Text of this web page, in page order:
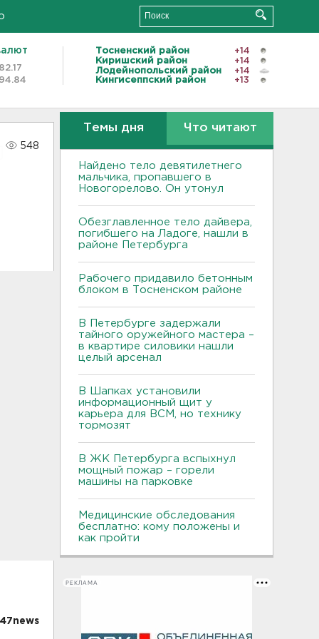
Тосненский район
+14
Киришский район
+14
Лодейнопольский район
+14
Кингисеппский район
+13
548
Темы дня Что читают
Найдено тело девятилетнего
мальчика, пропавшего в
Новогорелово. Он утонул
Обезглавленное тело дайвера,
погибшего на Ладоге, нашли в
районе Петербурга
Рабочего придавило бетонным
блоком в Тосненском районе
В Петербурге задержали
тайного оружейного мастера –
в квартире силовики нашли
целый арсенал
В Шапках установили
информационный щит у
карьера для ВСМ, но технику
тормозят
В ЖК Петербурга вспыхнул
мощный пожар – горели
машины на парковке
Медицинские обследования
бесплатно: кому положены и
как пройти
РЕКЛАМА